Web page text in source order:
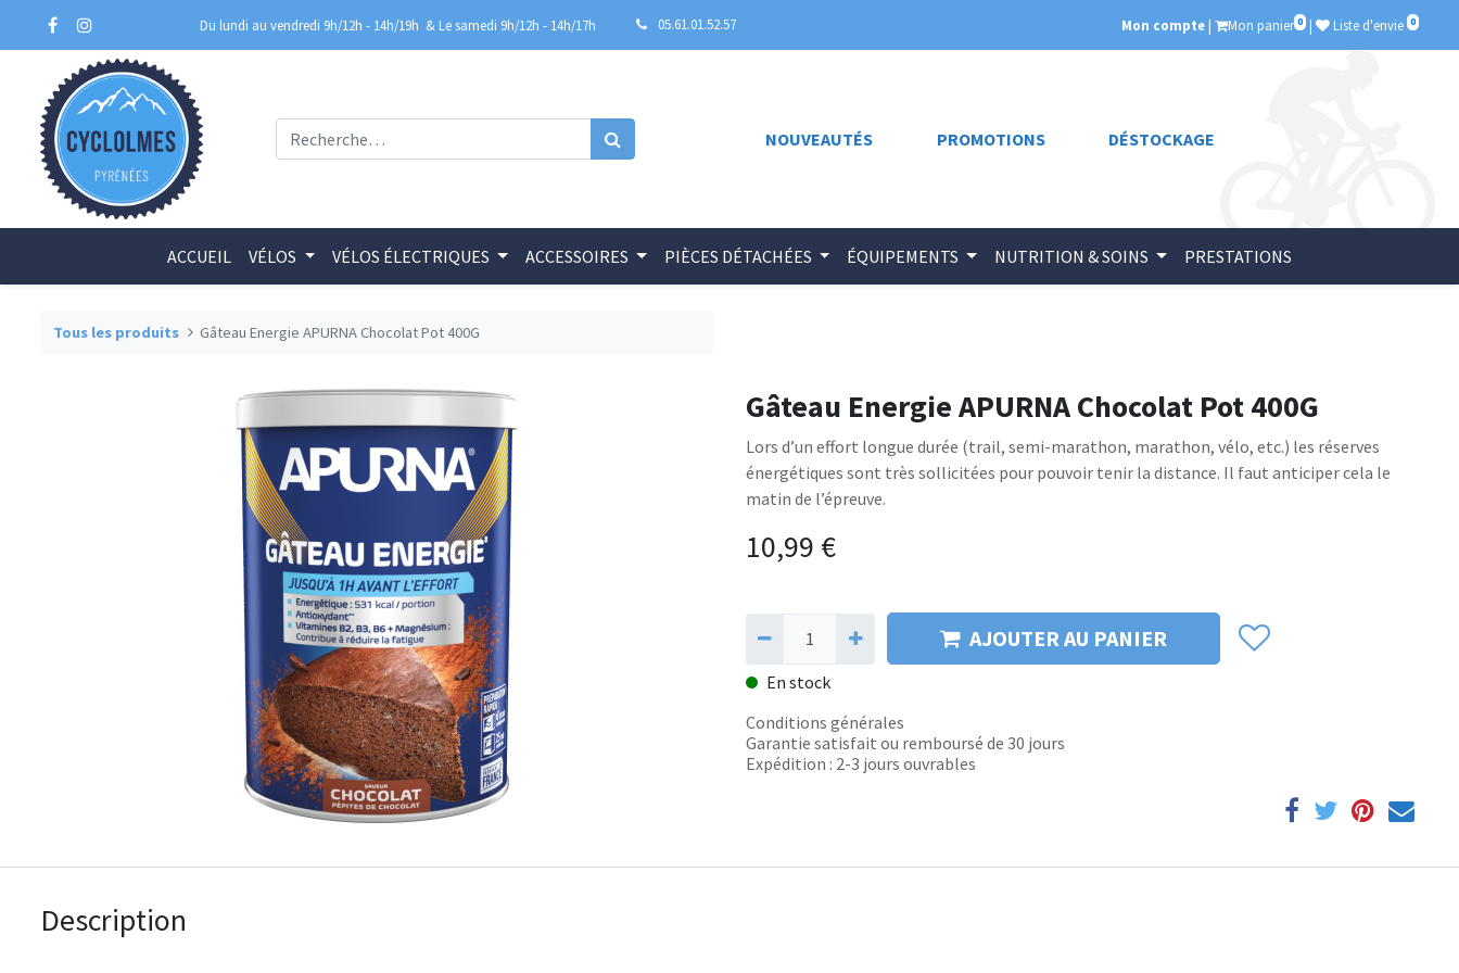
Du lundi au vendredi 9h/12h - 14h/19h & Le samedi 9h/12h - 14h/17h 05.61.01.52.57 Mon compte | Mon panier 0 | Liste d'envie 0
NOUVEAUTÉS PROMOTIONS DÉSTOCKAGE
ACCUEIL VÉLOS VÉLOS ÉLECTRIQUES ACCESSOIRES PIÈCES DÉTACHÉES ÉQUIPEMENTS NUTRITION & SOINS PRESTATIONS
Tous les produits Gâteau Energie APURNA Chocolat Pot 400G
Gâteau Energie APURNA Chocolat Pot 400G
Lors d’un effort longue durée (trail, semi-marathon, marathon, vélo, etc.) les réserves
énergétiques sont très sollicitées pour pouvoir tenir la distance. Il faut anticiper cela le
matin de l’épreuve.
10,99 €
AJOUTER AU PANIER
En stock
Conditions générales
Garantie satisfait ou remboursé de 30 jours
Expédition : 2-3 jours ouvrables
Description